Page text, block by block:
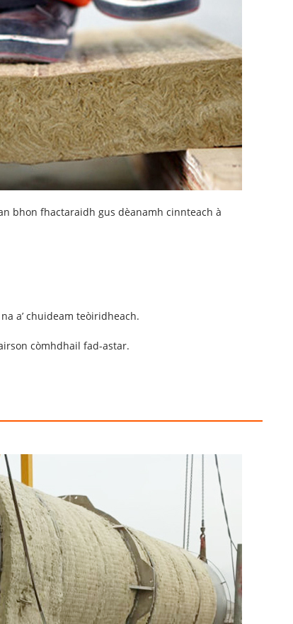
bhon fhactaraidh gus dèanamh cinnteach à
a’ chuideam teòiridheach.
còmhdhail fad-astar.